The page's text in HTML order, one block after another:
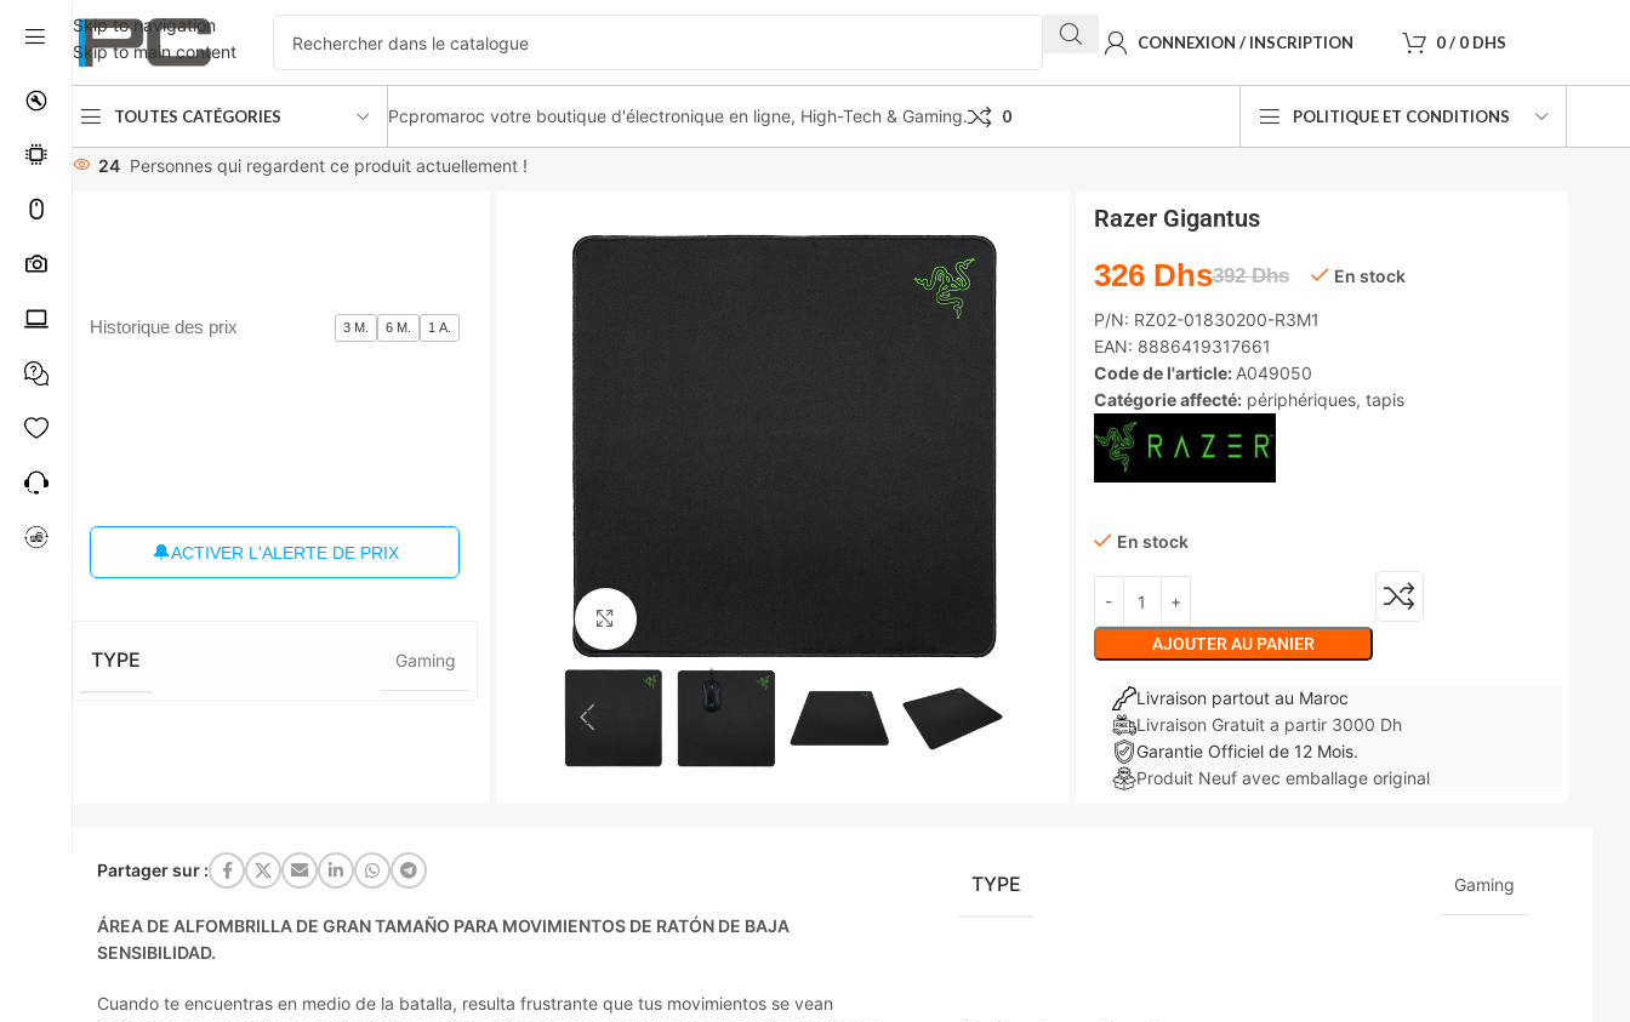
Skip to navigation
Skip to main content
CONNEXION / INSCRIPTION 0/ 0 DHS
TOUTES CATÉGORIES Pcpromaroc votre boutique d'électronique en ligne, High-Tech & Gaming. 0 POLITIQUE ET CONDITIONS
Accueil périphériques tapis
Razer Gigantus
24 Personnes qui regardent ce produit actuellement !
Historique des prix 3 M. 6 M. 1 A.
🔔ACTIVER L'ALERTE DE PRIX
TYPE Gaming
Agrandir
Razer Gigantus
392Dhs
326 Dhs En stock
P/N: RZ02-01830200-R3M1
EAN: 8886419317661
Code de l'article: A049050
Catégorie affecté: périphériques, tapis
En stock
AJOUTER AU PANIER
Livraison partout au Maroc
Livraison Gratuit a partir 3000 Dh
Garantie Officiel de 12 Mois.
Produit Neuf avec emballage original
Partager sur :
ÁREA DE ALFOMBRILLA DE GRAN TAMAÑO PARA MOVIMIENTOS DE RATÓN DE BAJA
SENSIBILIDAD.
Cuando te encuentras en medio de la batalla, resulta frustrante que tus movimientos se vean
TYPE Gaming